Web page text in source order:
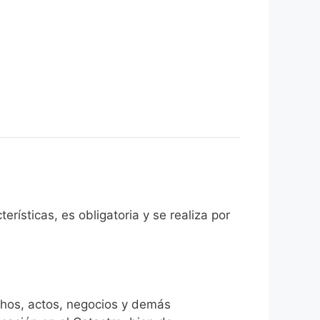
es obligatoria y se realiza por
actos, negocios y demás